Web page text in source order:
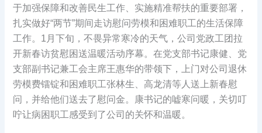
于加强保障和改善民生工作、实施精准帮扶的重要部署，
扎实做好“两节”期间走访慰问劳模和困难职工的生活保障
工作。1月下旬，不畏异常寒冷的天气，公司党政工团拉
开新春访贫慰困送温暖活动序幕。在党支部书记康健、党
支部副书记兼工会主席王惠华的带领下，上门对公司退休
劳模费镭锭和困难职工张林生、高龙清等人送上新春慰
问，并给他们送去了慰问金。康书记的嘘寒问暖，关切叮
咛让病困职工感受到了公司的关怀和温暖。